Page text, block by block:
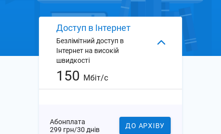
Доступ в Інтернет
Безлімітний доступ в
Інтернет на високій
швидкості
150 Мбіт/с
Абонплата
299 грн/30 днів
ДО АРХІВУ